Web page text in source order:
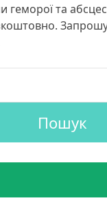
геморої та
Пошук